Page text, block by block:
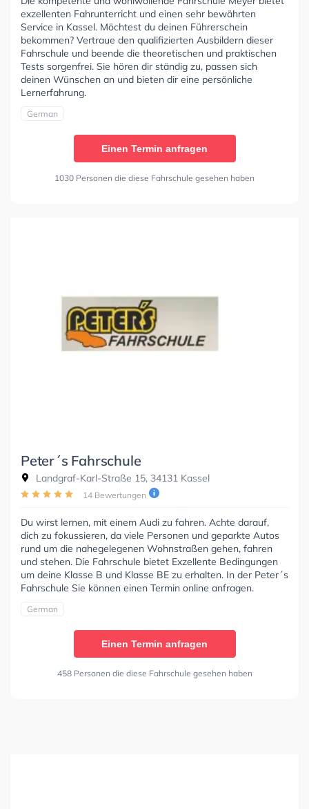
exzellenten Fahrunterricht und einen sehr bewährten
Service in Kassel. Möchtest du deinen Führerschein
bekommen? Vertraue den qualifizierten Ausbildern dieser
Fahrschule und beende die theoretischen und praktischen
Tests sorgenfrei. Sie hören dir ständig zu, passen sich
deinen Wünschen an und bieten dir eine persönliche
Lernerfahrung.
German
Einen Termin anfragen
1030 Personen die diese Fahrschule gesehen haben
Peter´s Fahrschule
Landgraf-Karl-Straße 15, 34131 Kassel
14 Bewertungen
Du wirst lernen, mit einem Audi zu fahren. Achte darauf,
dich zu fokussieren, da viele Personen und geparkte Autos
rund um die nahegelegenen Wohnstraßen gehen, fahren
und stehen. Die Fahrschule bietet Exzellente Bedingungen
um deine Klasse B und Klasse BE zu erhalten. In der Peter´s
Fahrschule Sie können einen Termin online anfragen.
German
Einen Termin anfragen
458 Personen die diese Fahrschule gesehen haben